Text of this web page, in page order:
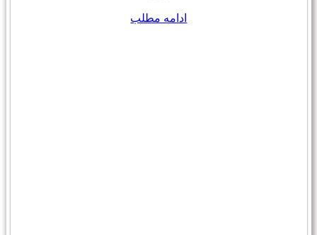
ادامه مطلب